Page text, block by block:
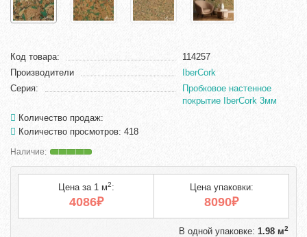
Код товара:
114257
Производители
IberCork
Серия:
Пробковое настенное
покрытие IberCork 3мм
Количество продаж:
Количество просмотров: 418
Цена за 1 м2:
4086₽
Цена упаковки:
8090₽
В одной упаковке: 1.98 м2